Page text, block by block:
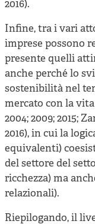
2016).
Infine, tra i vari
imprese possono
presente quelli
anche perché lo
sostenibilità nel
mercato con la
2004; 2009; 2015;
2016), in cui la
equivalenti)
del settore del
ricchezza) ma
relazionali).
Riepilogando, il